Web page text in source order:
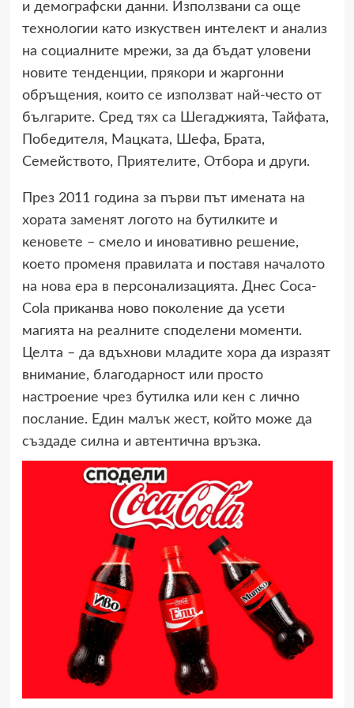
и демографски данни. Използвани са още
технологии като изкуствен интелект и анализ
на социалните мрежи, за да бъдат уловени
новите тенденции, прякори и жаргонни
обръщения, които се използват най-често от
българите. Сред тях са Шегаджията, Тайфата,
Победителя, Мацката, Шефа, Брата,
Семейството, Приятелите, Отбора и други.
През 2011 година за първи път имената на
хората заменят логото на бутилките и
кеновете – смело и иновативно решение,
което променя правилата и поставя началото
на нова ера в персонализацията. Днес Coca-
Cola приканва ново поколение да усети
магията на реалните споделени моменти.
Целта – да вдъхнови младите хора да изразят
внимание, благодарност или просто
настроение чрез бутилка или кен с лично
послание. Един малък жест, който може да
създаде силна и автентична връзка.